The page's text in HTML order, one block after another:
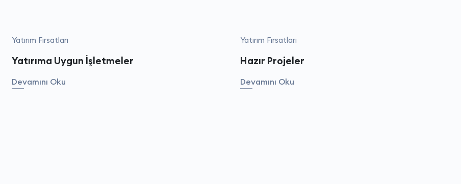
Yatırım Fırsatları
Yatırıma Uygun İşletmeler
Devamını Oku
Yatırım Fırsatları
Hazır Projeler
Devamını Oku